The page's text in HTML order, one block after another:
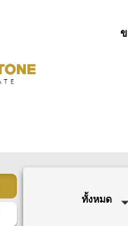
ทั้งหมด